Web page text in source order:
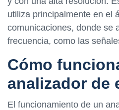
utiliza principalmente en el
comunicaciones, donde se
frecuencia, como las
Cómo
analizador de
El funcionamiento de un